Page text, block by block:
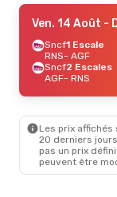
Ven. 14 Août -
Sncf1 Escale
RNS- AGF
Sncf2 Escales
AGF- RNS
Les prix
20 derniers
pas un prix
peuvent être